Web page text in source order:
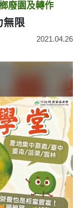
廢園及轉作
無限
2021.04.26